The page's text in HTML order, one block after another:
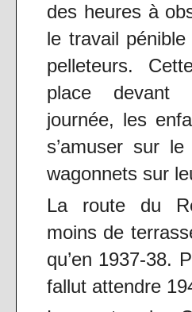
des heures à
le travail
pelleteurs.
place devant
journée, les
s’amuser sur
wagonnets sur
La route du
moins de
qu’en 1937-38.
fallut attendre